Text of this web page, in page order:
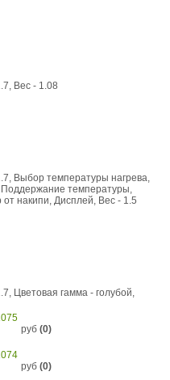
Вес - 1.08
Выбор температуры нагрева,
Поддержание температуры,
накипи, Дисплей, Вес - 1.5
Цветовая гамма - голубой,
руб (0)
руб (0)